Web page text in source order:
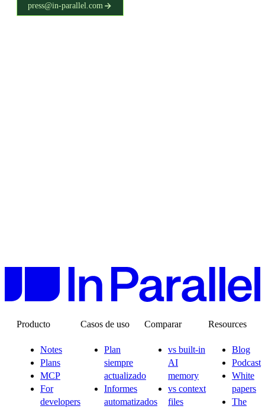
press@in-parallel.com
Producto
Notes
Plans
MCP
For
developers
Casos de uso
Plan
siempre
actualizado
Informes
automatizados
Comparar
vs built-in
AI
memory
vs context
files
Resources
Blog
Podcast
White
papers
The